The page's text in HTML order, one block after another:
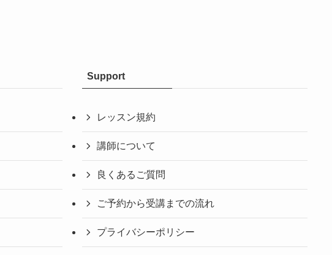
Support
レッスン規約
講師について
良くあるご質問
ご予約から受講までの流れ
プライバシーポリシー